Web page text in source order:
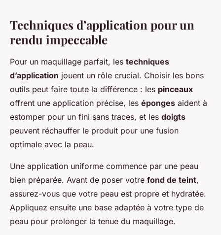
Techniques d’application pour un
rendu impeccable
Pour un maquillage parfait, les techniques
d’application jouent un rôle crucial. Choisir les bons
outils peut faire toute la différence : les pinceaux
offrent une application précise, les éponges aident à
estomper pour un fini sans traces, et les doigts
peuvent réchauffer le produit pour une fusion
optimale avec la peau.
Une application uniforme commence par une peau
bien préparée. Avant de poser votre fond de teint,
assurez-vous que votre peau est propre et hydratée.
Appliquez ensuite une base adaptée à votre type de
peau pour prolonger la tenue du maquillage.